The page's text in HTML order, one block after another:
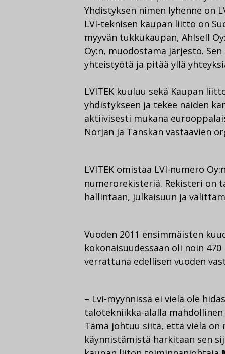
Yhdistyksen nimen lyhenne on
LVI-teknisen kaupan liitto on
myyvän tukkukaupan, Ahlsell
Oy:n, muodostama järjestö.
yhteistyötä ja pitää yllä
LVITEK kuuluu sekä Kaupan
yhdistykseen ja tekee näiden
aktiivisesti mukana
Norjan ja Tanskan vastaavien
LVITEK omistaa LVI-numero
numerorekisteriä. Rekisteri
hallintaan, julkaisuun ja
Vuoden 2011 ensimmäisten
kokonaisuudessaan oli noin
verrattuna edellisen vuoden
– Lvi-myynnissä ei vielä ole
talotekniikka-alalla
Tämä johtuu siitä, että vielä on
käynnistämistä harkitaan sen